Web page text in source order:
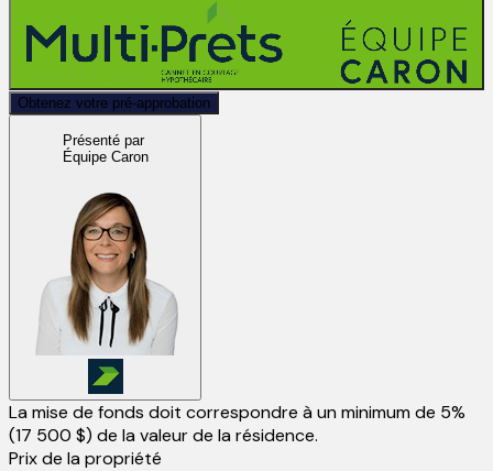
Obtenez votre pré-approbation
Présenté par
Équipe Caron
La mise de fonds doit correspondre à un minimum de 5%
(17 500 $) de la valeur de la résidence.
Prix de la propriété